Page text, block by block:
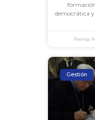
democrática
Prensa
Gestión